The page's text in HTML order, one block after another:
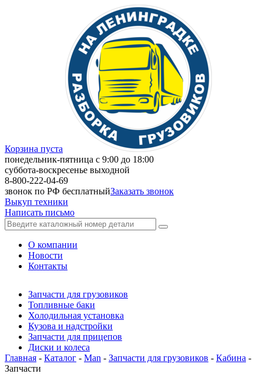
Корзина пуста
понедельник-пятница с 9:00 до 18:00
суббота-воскресенье выходной
8-800-222-04-69
звонок по РФ бесплатныйЗаказать звонок
Выкуп техники
Написать письмо
О компании
Новости
Контакты
Запчасти для грузовиков
Топливные баки
Холодильная установка
Кузова и надстройки
Запчасти для прицепов
Диски и колеса
Главная - Каталог - Man - Запчасти для грузовиков - Кабина -
Запчасти